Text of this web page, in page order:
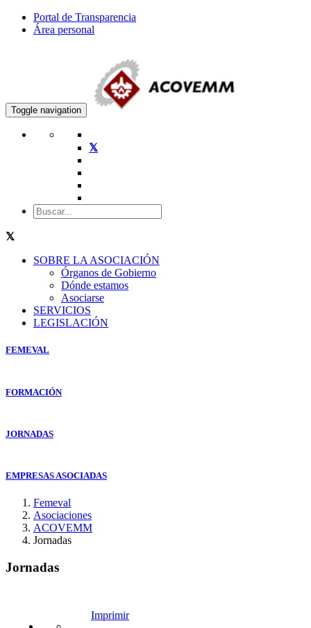
Portal de Transparencia
Área personal
Toggle navigation
SOBRE LA ASOCIACIÓN
Órganos de Gobierno
Dónde estamos
Asociarse
SERVICIOS
LEGISLACIÓN
FEMEVAL
FORMACIÓN
JORNADAS
EMPRESAS ASOCIADAS
Femeval
Asociaciones
ACOVEMM
Jornadas
Jornadas
Imprimir